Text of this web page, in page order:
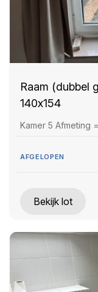
Raam (dubbel
140x154
Kamer 5 Afmeting
AFGELOPEN
Bekijk lot